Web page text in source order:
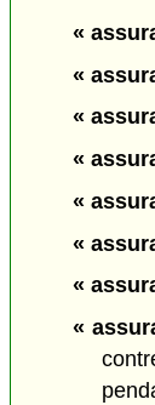
«
«
«
«
«
«
«
«